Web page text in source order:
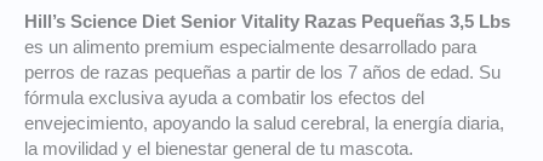
Hill’s Science Diet Senior Vitality Razas Pequeñas 3,5 Lbs
es un alimento premium especialmente desarrollado para
perros de razas pequeñas a partir de los 7 años de edad. Su
fórmula exclusiva ayuda a combatir los efectos del
envejecimiento, apoyando la salud cerebral, la energía diaria,
la movilidad y el bienestar general de tu mascota.